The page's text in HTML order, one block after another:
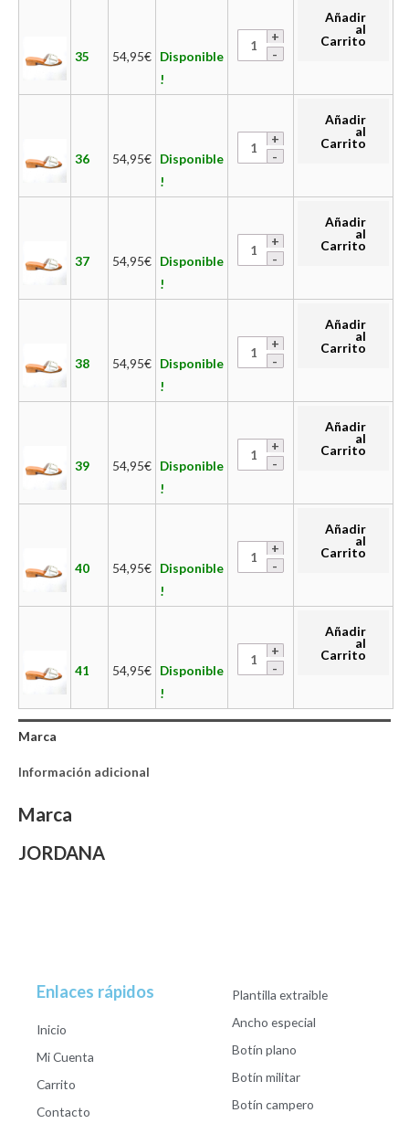
35 54,95€ Disponible
!
Añadir
al
Carrito
36 54,95€ Disponible
!
Añadir
al
Carrito
37 54,95€ Disponible
!
Añadir
al
Carrito
38 54,95€ Disponible
!
Añadir
al
Carrito
39 54,95€ Disponible
!
Añadir
al
Carrito
40 54,95€ Disponible
!
Añadir
al
Carrito
41 54,95€ Disponible
!
Añadir
al
Carrito
Marca
Información adicional
Marca
JORDANA
Enlaces rápidos
Inicio
Mi Cuenta
Carrito
Contacto
Plantilla extraible
Ancho especial
Botín plano
Botín militar
Botín campero